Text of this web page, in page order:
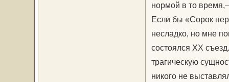
нормой в то
Если бы «Сорок
несладко, но мне
состоялся XX
трагическую
никого не